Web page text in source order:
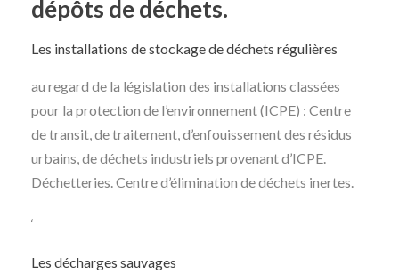
dépôts de déchets.
Les installations de stockage de déchets régulières
au regard de la législation des installations classées
pour la protection de l’environnement (ICPE) : Centre
de transit, de traitement, d’enfouissement des résidus
urbains, de déchets industriels provenant d’ICPE.
Déchetteries. Centre d’élimination de déchets inertes.
‘
Les décharges sauvages